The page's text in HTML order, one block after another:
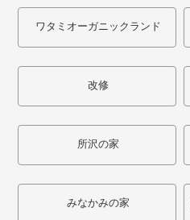
ワタミオーガニックランド
改修
所沢の家
みなかみの家